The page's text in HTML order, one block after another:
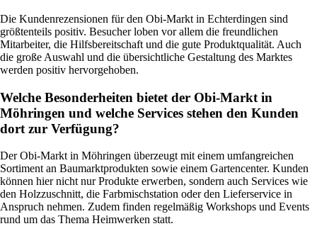
Die Kundenrezensionen für den Obi-Markt in Echterdingen sind
größtenteils positiv. Besucher loben vor allem die freundlichen
Mitarbeiter, die Hilfsbereitschaft und die gute Produktqualität. Auch
die große Auswahl und die übersichtliche Gestaltung des Marktes
werden positiv hervorgehoben.
Welche Besonderheiten bietet der Obi-Markt in
Möhringen und welche Services stehen den Kunden
dort zur Verfügung?
Der Obi-Markt in Möhringen überzeugt mit einem umfangreichen
Sortiment an Baumarktprodukten sowie einem Gartencenter. Kunden
können hier nicht nur Produkte erwerben, sondern auch Services wie
den Holzzuschnitt, die Farbmischstation oder den Lieferservice in
Anspruch nehmen. Zudem finden regelmäßig Workshops und Events
rund um das Thema Heimwerken statt.